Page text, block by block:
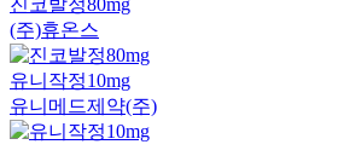
진코발정80mg
(주)휴온스
유니작정10mg
유니메드제약(주)